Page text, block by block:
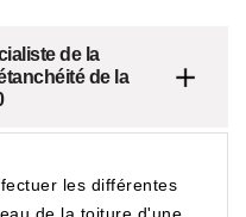
de la
de la
les différentes